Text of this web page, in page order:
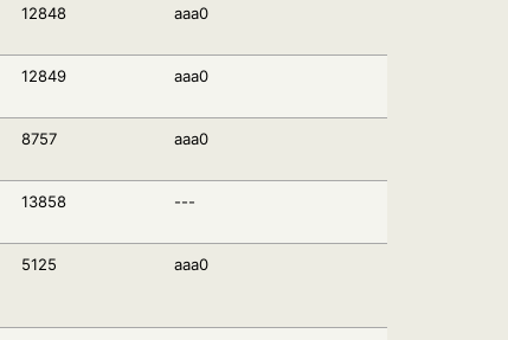
12848 aaa0
12849 aaa0
8757 aaa0
13858 ---
5125 aaa0